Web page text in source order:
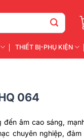
THIẾT BỊ-PHỤ KIỆN
064
đến âm cao sáng,
chuyên nghiệp,